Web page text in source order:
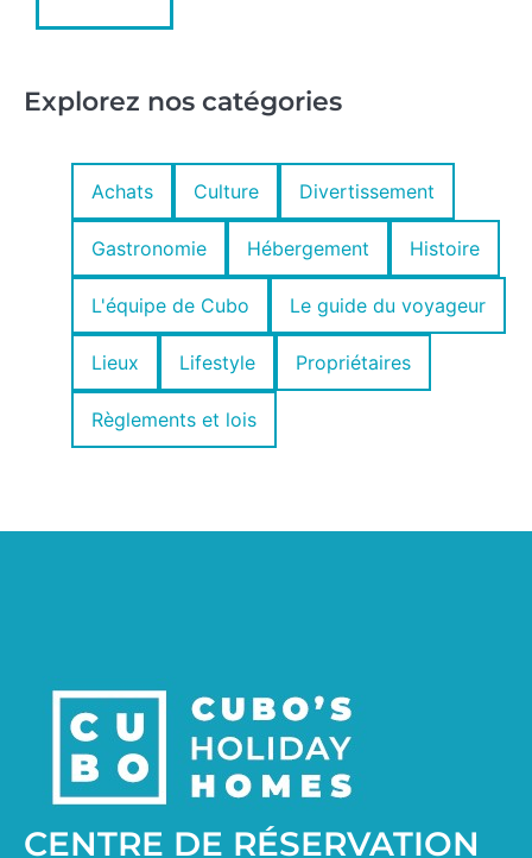
Explorez nos catégories
Achats Culture Divertissement
Gastronomie Hébergement Histoire
L'équipe de Cubo Le guide du voyageur
Lieux Lifestyle Propriétaires
Règlements et lois
CENTRE DE RÉSERVATION